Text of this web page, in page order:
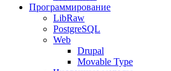
Программирование
LibRaw
PostgreSQL
Web
Drupal
Movable Type